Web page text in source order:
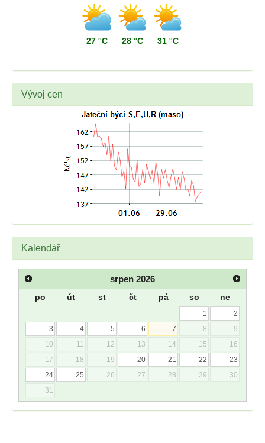
27 °C 28 °C 31 °C
Vývoj cen
Kalendář
srpen 2026
po út st čt pá so ne
1
2
3
4 5 6 7 8
9
10
11 12 13 14 15
16
17
18 19 20 21 22
23
24
25 26 27 28 29
30
31